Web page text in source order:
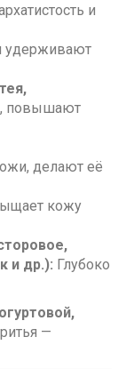
и
удерживают
повышают
делают её
кожу
и др.): Глубоко
—